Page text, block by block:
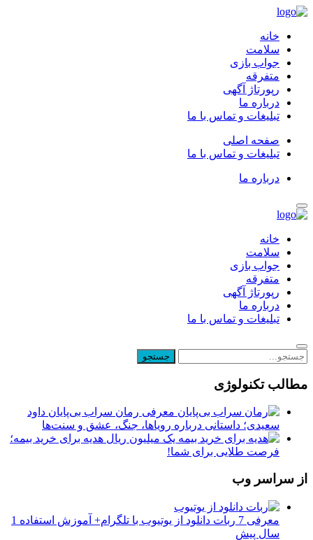
خانه
سلامت
جواب بازی
متفرقه
رپورتاژ آگهی
درباره ما
تبلیغات و تماس با ما
صفحه اصلی
تبلیغات و تماس با ما
درباره ما
خانه
سلامت
جواب بازی
متفرقه
رپورتاژ آگهی
درباره ما
تبلیغات و تماس با ما
مطالب تکنولوژی
معرفی رمان سراب بی‌پایان داود
سعیدی؛ داستانی درباره رویاها، جنگ، عشق و سنت‌ها
یک میلیون ریال هدیه برای خرید بیمه؛
فرصت طلایی برای شما!
از سراسر وب
معرفی 7 ربات دانلود از یوتیوب با تلگرام+ آموزش استفاده
1
سال پیش